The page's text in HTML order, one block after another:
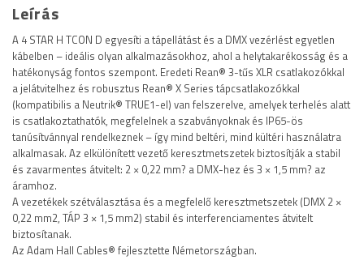
Leírás
A 4 STAR H TCON D egyesíti a tápellátást és a DMX vezérlést egyetlen
kábelben – ideális olyan alkalmazásokhoz, ahol a helytakarékosság és a
hatékonyság fontos szempont. Eredeti Rean® 3-tűs XLR csatlakozókkal
a jelátvitelhez és robusztus Rean® X Series tápcsatlakozókkal
(kompatibilis a Neutrik® TRUE1-el) van felszerelve, amelyek terhelés alatt
is csatlakoztathatók, megfelelnek a szabványoknak és IP65-ös
tanúsítvánnyal rendelkeznek – így mind beltéri, mind kültéri használatra
alkalmasak. Az elkülönített vezető keresztmetszetek biztosítják a stabil
és zavarmentes átvitelt: 2 × 0,22 mm? a DMX-hez és 3 × 1,5 mm? az
áramhoz.
A vezetékek szétválasztása és a megfelelő keresztmetszetek (DMX 2 ×
0,22 mm2, TÁP 3 × 1,5 mm2) stabil és interferenciamentes átvitelt
biztosítanak.
Az Adam Hall Cables® fejlesztette Németországban.